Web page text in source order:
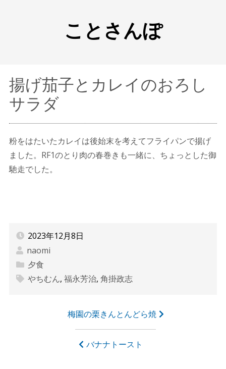
ことさんぽ
揚げ茄子とカレイのおろし
サラダ
粉をはたいたカレイは後始末を考えてフライパンで揚げ
ました。RF1のとり肉の春巻きも一緒に、ちょっとした御
馳走でした。
2023年12月8日
naomi
夕食
やちむん, 福永芳治, 角掛政志
梅園の栗きんとんどら焼
バナナトースト